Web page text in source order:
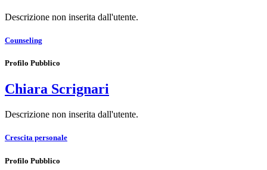
Descrizione non inserita dall'utente.
Counseling
Profilo Pubblico
Chiara Scrignari
Descrizione non inserita dall'utente.
Crescita personale
Profilo Pubblico